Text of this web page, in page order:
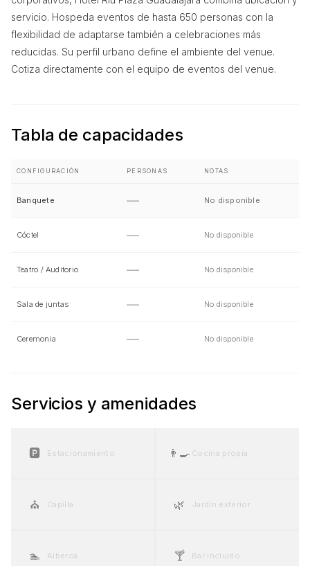
servicio. Hospeda eventos de hasta 650 personas con la
flexibilidad de adaptarse también a celebraciones más
reducidas. Su perfil urbano define el ambiente del venue.
Cotiza directamente con el equipo de eventos del venue.
Tabla de capacidades
CONFIGURACIÓN PERSONAS NOTAS
Banquete — No disponible
Cóctel — No disponible
Teatro / Auditorio — No disponible
Sala de juntas — No disponible
Ceremonia — No disponible
Servicios y amenidades
🅿️ Estacionamiento 👨‍🍳 Cocina propia
⛪ Capilla 🌿 Jardín exterior
🏊 Alberca 🍸 Bar incluido